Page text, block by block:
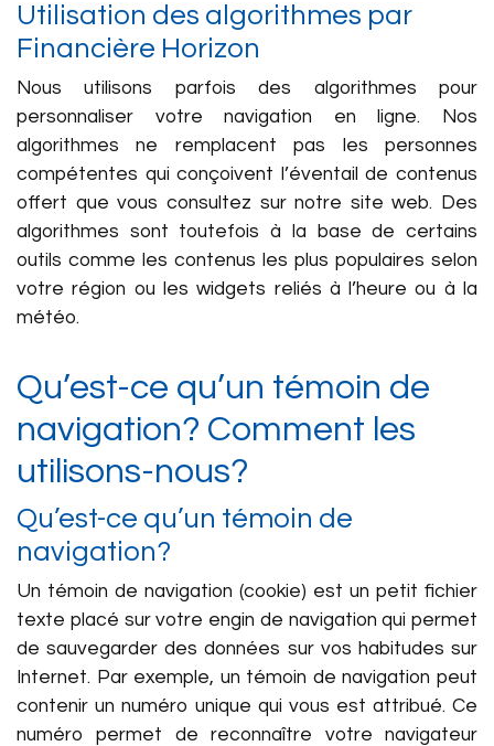
Utilisation des algorithmes par
Financière Horizon
Nous utilisons parfois des algorithmes pour
personnaliser votre navigation en ligne. Nos
algorithmes ne remplacent pas les personnes
compétentes qui conçoivent l’éventail de contenus
offert que vous consultez sur notre site web. Des
algorithmes sont toutefois à la base de certains
outils comme les contenus les plus populaires selon
votre région ou les widgets reliés à l’heure ou à la
météo.
Qu’est-ce qu’un témoin de
navigation? Comment les
utilisons-nous?
Qu’est-ce qu’un témoin de
navigation?
Un témoin de navigation (cookie) est un petit fichier
texte placé sur votre engin de navigation qui permet
de sauvegarder des données sur vos habitudes sur
Internet. Par exemple, un témoin de navigation peut
contenir un numéro unique qui vous est attribué. Ce
numéro permet de reconnaître votre navigateur